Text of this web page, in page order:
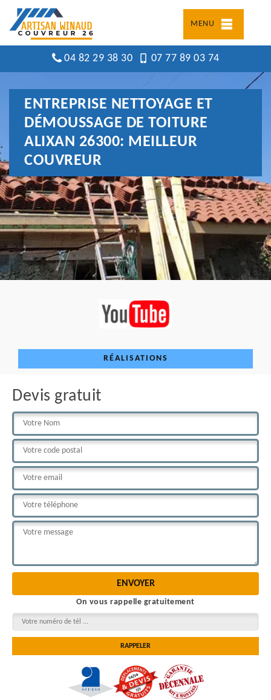
MENU
04 82 29 38 30 07 77 89 03 74
ENTREPRISE NETTOYAGE ET
DÉMOUSSAGE DE TOITURE
ALIXAN 26300: MEILLEUR
COUVREUR
RÉALISATIONS
Devis gratuit
On vous rappelle gratuitement